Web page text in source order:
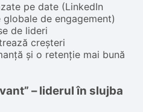
pe date (LinkedIn
de engagement)
de lideri
creșteri
și o retenție mai bună
– liderul în slujba